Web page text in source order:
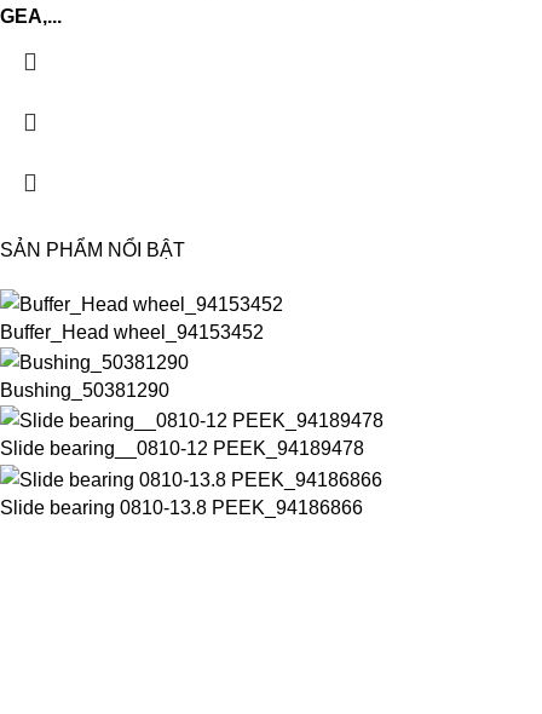
GEA,...
SẢN PHẨM NỔI BẬT
Buffer_Head wheel_94153452
Bushing_50381290
Slide bearing__0810-12 PEEK_94189478
Slide bearing 0810-13.8 PEEK_94186866